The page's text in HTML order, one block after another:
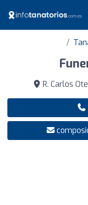
R. Carlos